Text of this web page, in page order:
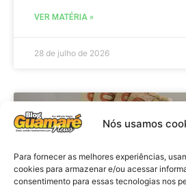
Nós usamos
Para fornecer as melhores experiências,
cookies para armazenar e/ou acessar
consentimento para essas tecnologias nos
VER MATÉRIA »
28 de julho de 2026